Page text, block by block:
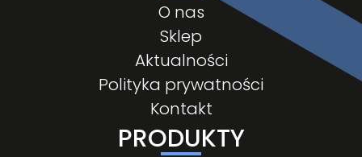
O nas
Sklep
Aktualności
Polityka prywatności
Kontakt
PRODUKTY